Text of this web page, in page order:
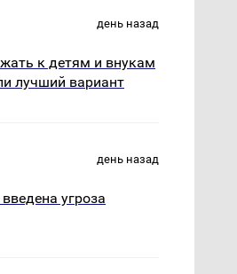
день назад
к детям и внукам
лучший вариант
день назад
угроза